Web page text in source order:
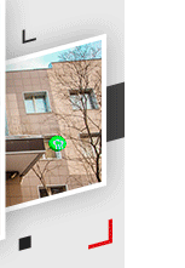
114
200 тонн
из